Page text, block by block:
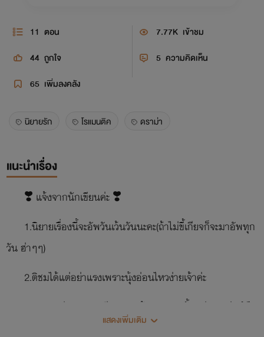
11 ตอน 7.77K เข้าชม
44 ถูกใจ 5 ความคิดเห็น
65 เพิ่มลงคลัง
นิยายรัก โรแมนติค ดราม่า
แนะนำเรื่อง
❣️ แจ้งจากนักเขียนค่ะ ❣️
1.นิยายเรื่องนี้จะอัพวันเว้นวันนะคะ(ถ้าไม่ขี้เกียจก็จะมาอัพทุก
วัน ฮ่าๆๆ)
2.ติชมได้แต่อย่าแรงเพราะนุ้งอ่อนไหวง่ายเจ้าค่ะ
3.นิยายแต่ละตอนจะมี 7-8 หน้าเพราะฉะนั้นอย่าทวงว่าทำไม
มาน้อยจังเพราะนักเขียนท่านอื่นก็มาประมาณนี้
แสดงเพิ่มเติม